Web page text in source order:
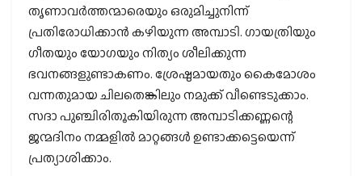
തൃണാവർത്തന്മാരെയും ഒരുമിച്ചുനിന്ന്
പ്രതിരോധിക്കാൻ കഴിയുന്ന അമ്പാടി. ഗായത്രിയും
ഗീതയും യോഗയും നിത്യം ശീലിക്കുന്ന
ഭവനങ്ങളുണ്ടാകണം. ശ്രേഷ്ഠമായതും കൈമോശം
വന്നതുമായ ചിലതെങ്കിലും നമുക്ക് വീണ്ടെടുക്കാം.
സദാ പുഞ്ചിരിതൂകിയിരുന്ന അമ്പാടിക്കണ്ണന്റെ
ജന്മദിനം നമ്മളിൽ മാറ്റങ്ങൾ ഉണ്ടാക്കട്ടെയെന്ന്
പ്രത്യാശിക്കാം.